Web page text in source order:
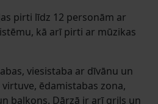
pirti līdz 12 personām ar
kā arī pirti ar mūzikas
viesistaba ar dīvānu un
ēdamistabas zona,
balkons. Dārzā ir arī grils un